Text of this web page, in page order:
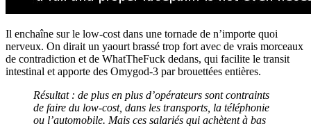
Il enchaîne sur le low-cost dans une tornade de n’importe quoi
nerveux. On dirait un yaourt brassé trop fort avec de vrais morceaux
de contradiction et de WhatTheFuck dedans, qui facilite le transit
intestinal et apporte des Omygod-3 par brouettées entières.
Résultat : de plus en plus d’opérateurs sont contraints
de faire du low-cost, dans les transports, la téléphonie
ou l’automobile. Mais ces salariés qui achètent à bas